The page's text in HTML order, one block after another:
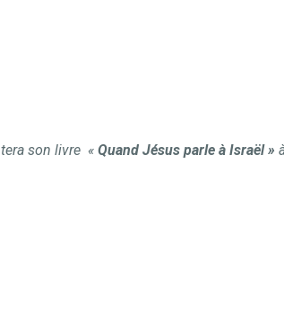
son livre « Quand Jésus parle à Israël »